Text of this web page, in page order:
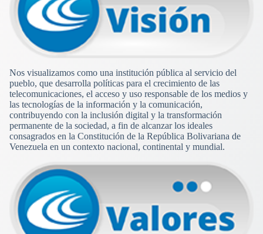
Nos visualizamos como una institución pública al servicio del
pueblo, que desarrolla políticas para el crecimiento de las
telecomunicaciones, el acceso y uso responsable de los medios y
las tecnologías de la información y la comunicación,
contribuyendo con la inclusión digital y la transformación
permanente de la sociedad, a fin de alcanzar los ideales
consagrados en la Constitución de la República Bolivariana de
Venezuela en un contexto nacional, continental y mundial.